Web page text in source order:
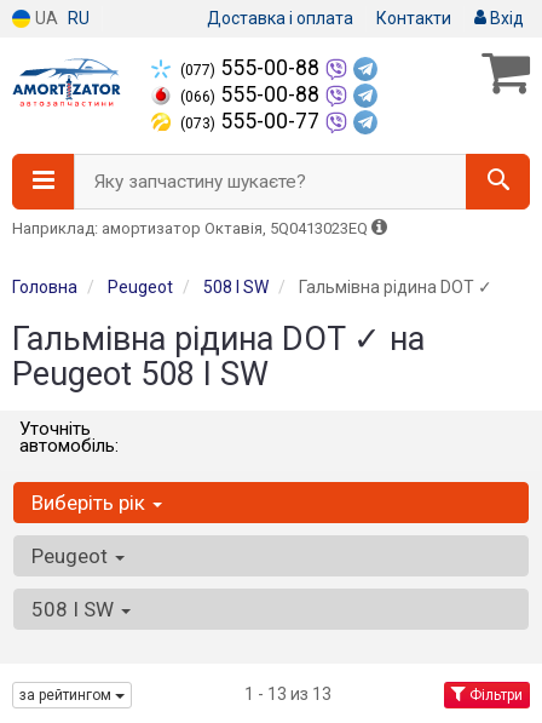
UA RU Доставка і оплата Контакти Вхід
(077) 555-00-88
(066) 555-00-88
(073) 555-00-77
Яку запчастину шукаєте?
Наприклад: амортизатор Октавія, 5Q0413023EQ
Головна Peugeot 508 I SW Гальмівна рідина DOT ✓
Гальмівна рідина DOT ✓ на
Peugeot 508 I SW
Уточніть
автомобіль:
Виберіть рік
Peugeot
508 I SW
за рейтингом 1 - 13 из 13 Фільтри